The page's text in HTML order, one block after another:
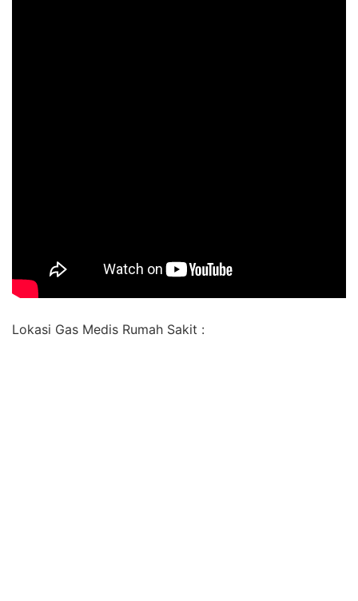
Lokasi Gas Medis Rumah Sakit :